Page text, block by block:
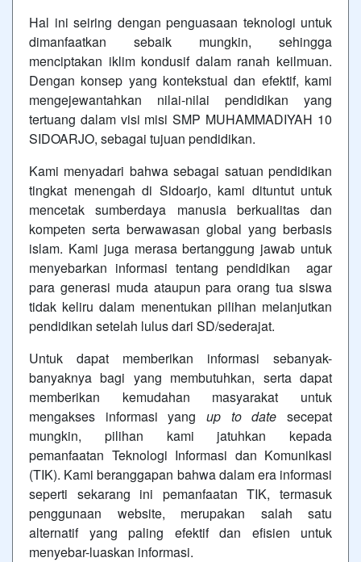
Hal ini seiring dengan penguasaan teknologi untuk
dimanfaatkan sebaik mungkin, sehingga
menciptakan iklim kondusif dalam ranah keilmuan.
Dengan konsep yang kontekstual dan efektif, kami
mengejewantahkan nilai-nilai pendidikan yang
tertuang dalam visi misi SMP MUHAMMADIYAH 10
SIDOARJO, sebagai tujuan pendidikan.
Kami menyadari bahwa sebagai satuan pendidikan
tingkat menengah di Sidoarjo, kami dituntut untuk
mencetak sumberdaya manusia berkualitas dan
kompeten serta berwawasan global yang berbasis
islam. Kami juga merasa bertanggung jawab untuk
menyebarkan informasi tentang pendidikan agar
para generasi muda ataupun para orang tua siswa
tidak keliru dalam menentukan pilihan melanjutkan
pendidikan setelah lulus dari SD/sederajat.
Untuk dapat memberikan informasi sebanyak-
banyaknya bagi yang membutuhkan, serta dapat
memberikan kemudahan masyarakat untuk
mengakses informasi yang up to date secepat
mungkin, pilihan kami jatuhkan kepada
pemanfaatan Teknologi Informasi dan Komunikasi
(TIK). Kami beranggapan bahwa dalam era informasi
seperti sekarang ini pemanfaatan TIK, termasuk
penggunaan website, merupakan salah satu
alternatif yang paling efektif dan efisien untuk
menyebar-luaskan informasi.